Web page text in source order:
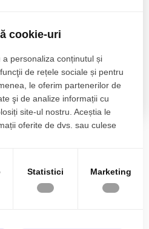
200mp teren 300mp
200mp
Muresanu
cookie-uri
personaliza conținutul și
de rețele sociale și pentru
le oferim partenerilor de
şi de analize informații cu
site-ul nostru. Aceștia le
oferite de dvs. sau culese
Statistici Marketing